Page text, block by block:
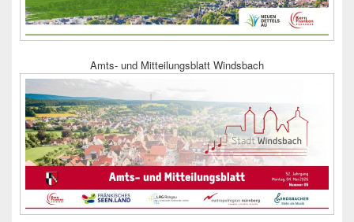
Amts- und Mitteilungsblatt Windsbach